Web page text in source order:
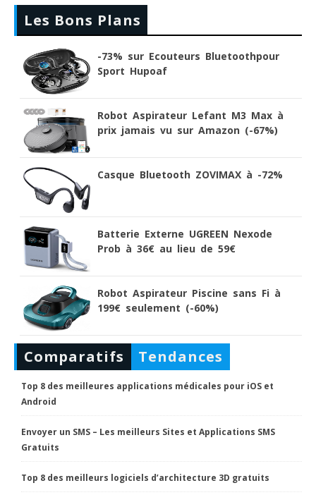
Les Bons Plans
-73% sur Ecouteurs Bluetoothpour
Sport Hupoaf
Robot Aspirateur Lefant M3 Max à
prix jamais vu sur Amazon (-67%)
Casque Bluetooth ZOVIMAX à -72%
Batterie Externe UGREEN Nexode
Prob à 36€ au lieu de 59€
Robot Aspirateur Piscine sans Fi à
199€ seulement (-60%)
Comparatifs Tendances
Top 8 des meilleures applications médicales pour iOS et
Android
Envoyer un SMS – Les meilleurs Sites et Applications SMS
Gratuits
Top 8 des meilleurs logiciels d’architecture 3D gratuits